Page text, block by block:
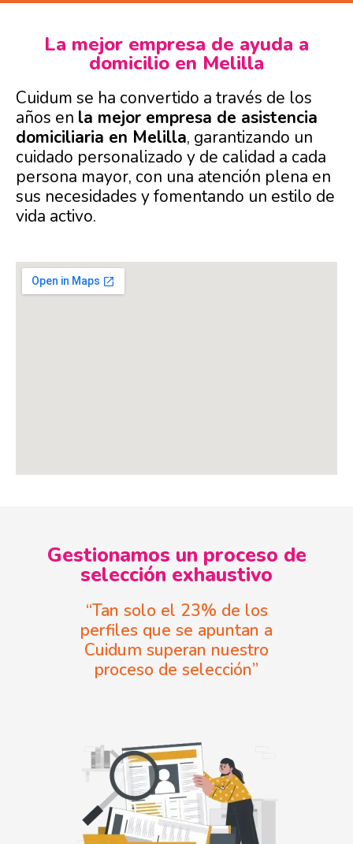
La mejor empresa de ayuda a
domicilio en Melilla
Cuidum se ha convertido a través de los
años en la mejor empresa de asistencia
domiciliaria en Melilla, garantizando un
cuidado personalizado y de calidad a cada
persona mayor, con una atención plena en
sus necesidades y fomentando un estilo de
vida activo.
Gestionamos un proceso de
selección exhaustivo
“Tan solo el 23% de los
perfiles que se apuntan a
Cuidum superan nuestro
proceso de selección”